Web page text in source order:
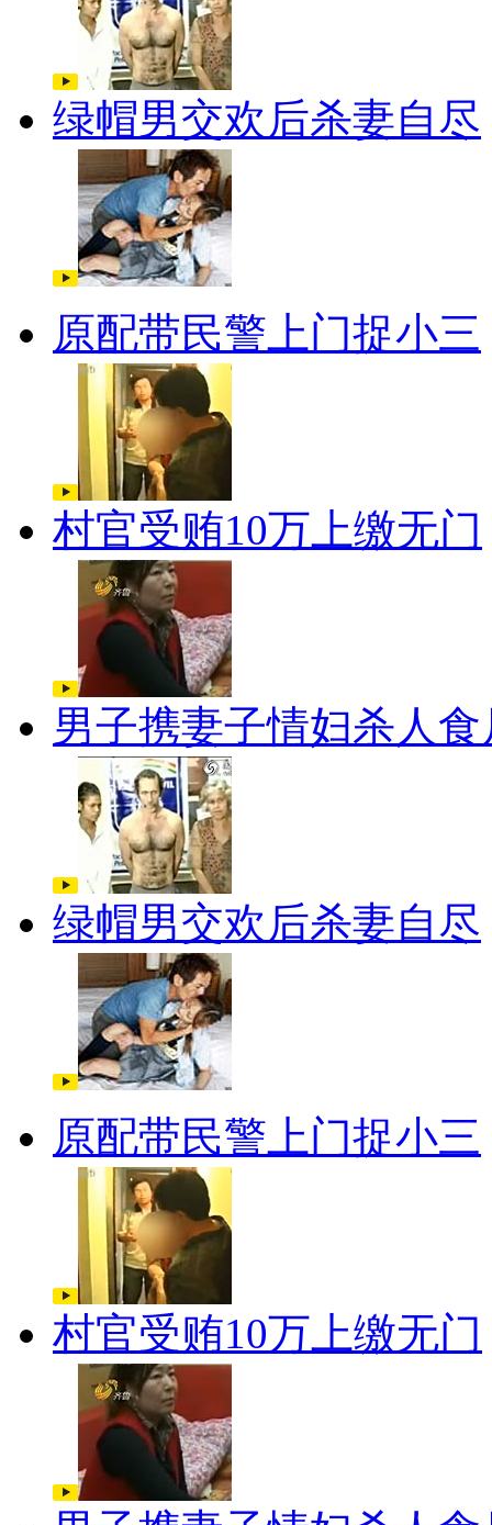
绿帽男交欢后杀妻自尽
原配带民警上门捉小三
村官受贿10万上缴无门
男子携妻子情妇杀人食
绿帽男交欢后杀妻自尽
原配带民警上门捉小三
村官受贿10万上缴无门